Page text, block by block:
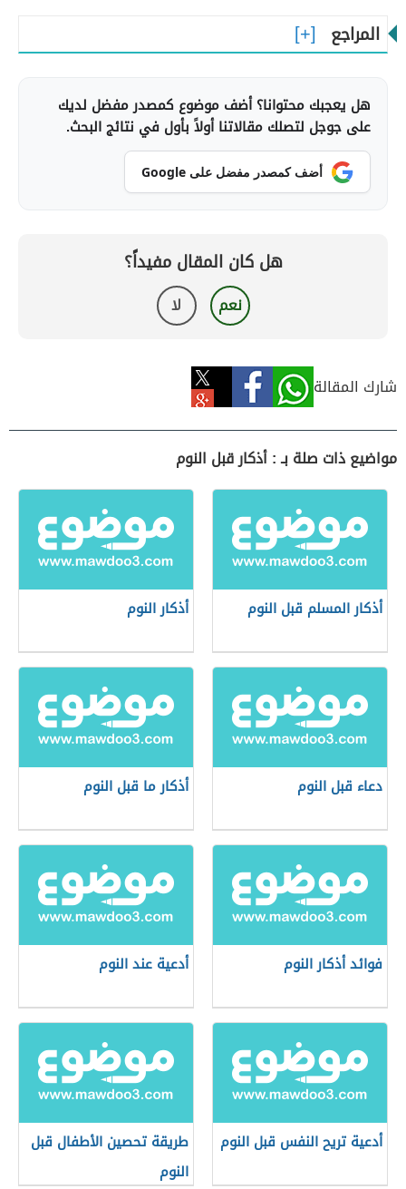
المراجع
هل يعجبك محتوانا؟ أضف موضوع كمصدر مفضل لديك
على جوجل لتصلك مقالاتنا أولاً بأول في نتائج البحث.
أضف كمصدر مفضل على Google
هل كان المقال مفيداً؟
نعم لا
شارك المقالة
مواضيع ذات صلة بـ : أذكار قبل النوم
أذكار المسلم قبل النوم أذكار النوم
دعاء قبل النوم أذكار ما قبل النوم
فوائد أذكار النوم أدعية عند النوم
أدعية تريح النفس قبل النوم
طريقة تحصين الأطفال قبل
النوم